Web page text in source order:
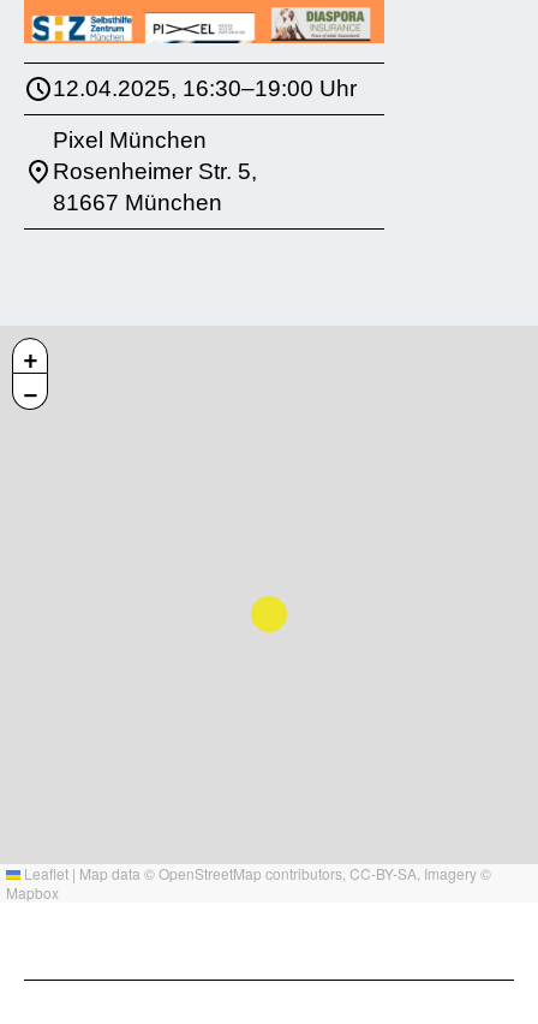
12.04.2025, 16:30–19:00 Uhr
Pixel München
Rosenheimer Str. 5,
81667 München
+
−
Leaflet | Map data ©OpenStreetMap contributors, CC-BY-SA , Imagery ©
Mapbox